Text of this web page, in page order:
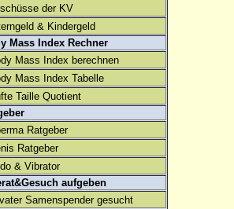
der KV
& Kindergeld
Mass Index Rechner
Mass Index berechnen
Mass Index Tabelle
Taille Quotient
Ratgeber
Ratgeber
& Vibrator
aufgeben
Samenspender gesucht